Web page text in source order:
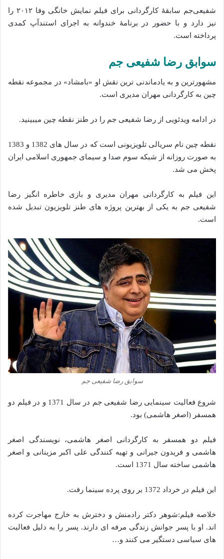
شفیعی‌جم سابقهٔ کارگردانی برای فیلم نمایش خانگی وفا ۲۰۱۲ را
نیز دارد و با حضور در برنامهٔ خندوانه به اجرای استندآپ کمدی
پرداخته‌ است.
سوابق رضا شفیعی جم
مشهورترین و به یادماندنی ترین نقش او «بامشاد» در مجموعه نقطه
چین به کارگردانی مهران مدیری است.
در ادامه ویدئویی از رضا شفیعی جم را در طنز نقطه چین میبینید.
نقطه چین نام سریالی تلویزیونی است که در سال های 1382 و 1383
به صورت روزانه از شبکه سوم صدا و سیمای جمهوری اسلامی ایران
پخش می شد.
این فیلم به کارگردانی مهران مدیری و بازی خاطره انگیز رضا
شفیعی جم به یکی از بهترین پروژه های طنز تلویزیون تبدیل شده
است.
سوابق رضا شفیعی جم
شروع فعالیت سینمایی رضا شفیعی جم در سال 1371 و در فیلم دو
همسفر (اصغر هاشمی) بود.
فیلم دو همسفر به کارگردانی اصغر هاشمی، نویسندگی اصغر
هاشمی و فریدون جیرانی و تهیه کنندگی علی اکبر مزینانی و اصغر
هاشمی ساخته‌ سال 1371 است.
این فیلم در خرداد 1372 بر روی پرده سینما رفت.
خلاصه فیلم:شوهر دکتر رادمنش و دخترش به خارج مهاجرت کرده
اند. او با پسر جوانش زندگی مرفه ای دارند. پسر را به دلیل فعالیت
های سیاسی دستگیر می کنند و…